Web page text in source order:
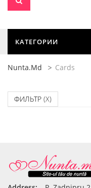
КАТЕГОРИИ
Nunta.md Cards
ФИЛЬТР (X)